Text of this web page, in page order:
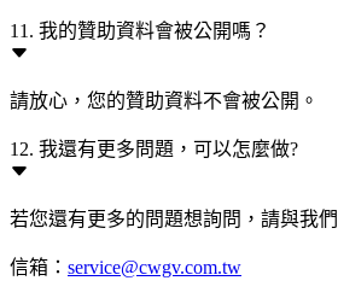
11. 我的贊助資料會被公開嗎？
請放心，您的贊助資料不會被公開。
12. 我還有更多問題，可以怎麼做?
若您還有更多的問題想詢問，請與我
信箱： service@cwgv.com.tw